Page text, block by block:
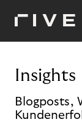
Insights
Blogposts,